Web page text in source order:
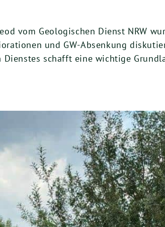
vom Geologischen Dienst NRW
und GW-Absenkung
schafft eine wichtige